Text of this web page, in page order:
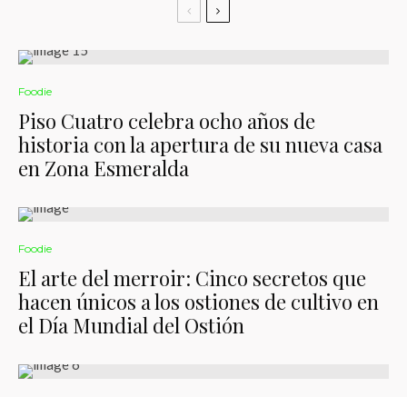
Foodie
Piso Cuatro celebra ocho años de
historia con la apertura de su nueva casa
en Zona Esmeralda
Foodie
El arte del merroir: Cinco secretos que
hacen únicos a los ostiones de cultivo en
el Día Mundial del Ostión